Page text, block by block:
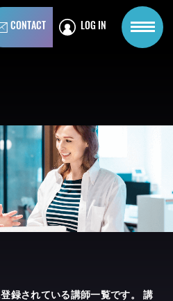
CONTACT LOG IN
録されている講師一覧です。
講